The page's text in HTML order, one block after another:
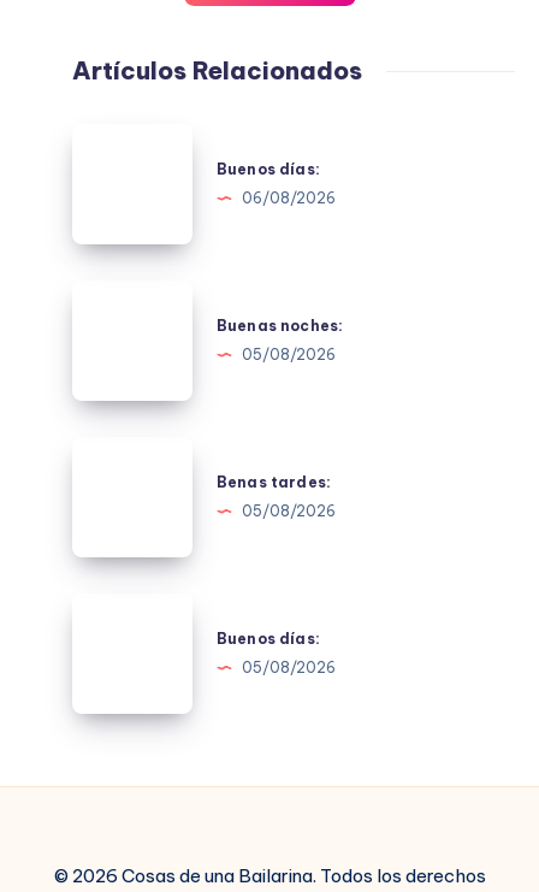
Artículos Relacionados
Buenos días:
06/08/2026
Buenas noches:
05/08/2026
Benas tardes:
05/08/2026
Buenos días:
05/08/2026
© 2026 Cosas de una Bailarina. Todos los derechos